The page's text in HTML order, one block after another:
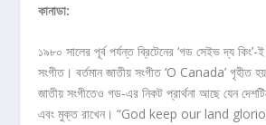
কানাডা:
১৯৮০ সালের পূর্ব পর্যন্ত ব্রিটেনের ‘গড সেইভ দ্য কিং’-
সংগীত। বর্তমান জাতীয় সংগীত ‘O Canada’ গৃহীত
জাতীয় সংগীতেও গড-এর নিকট প্রার্থনা আছে যেন
এবং মুক্ত রাখেন। “God keep our land